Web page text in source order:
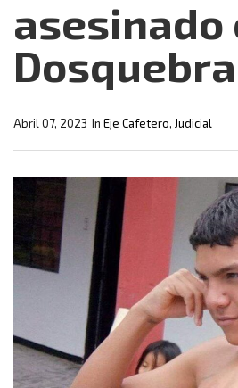
asesinado
In Eje Cafetero, Judicial
Abril 07, 2023